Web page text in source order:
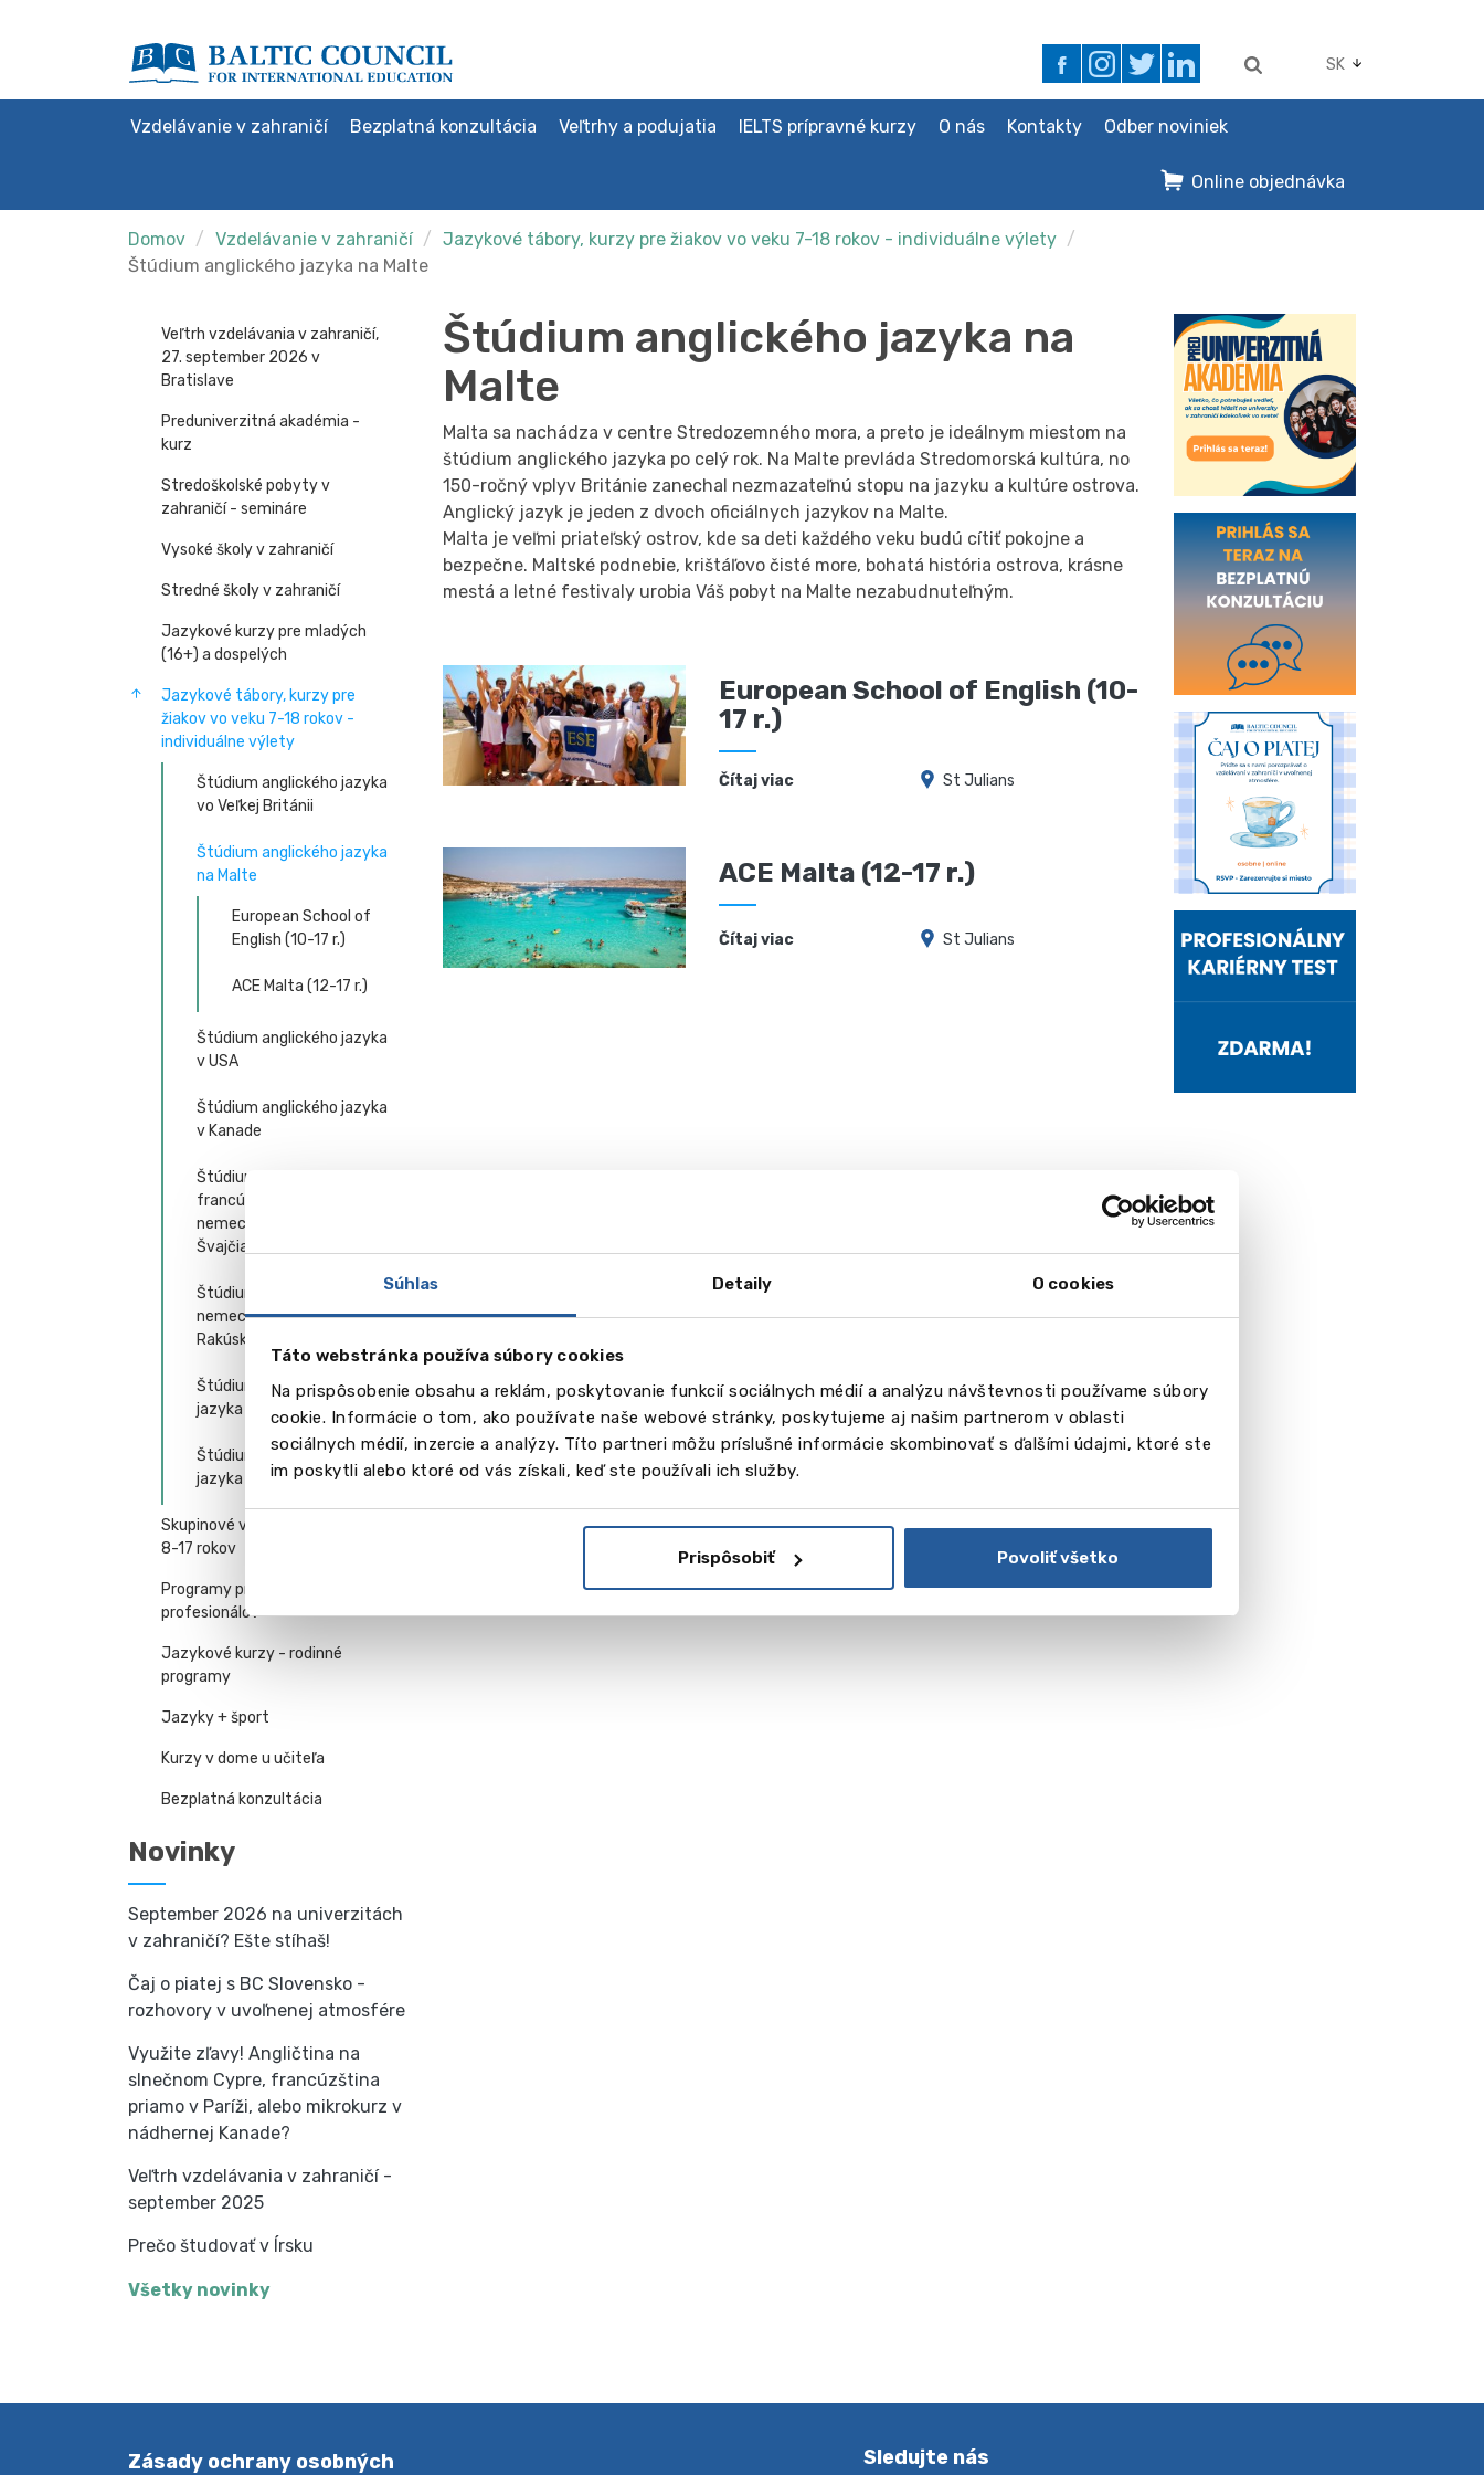
Súhlas Detaily O cookies
Táto webstránka používa súbory cookies
Na prispôsobenie obsahu a reklám, poskytovanie funkcií sociálnych médií a analýzu návštevnosti používame súbory
cookie. Informácie o tom, ako používate naše webové stránky, poskytujeme aj našim partnerom v oblasti
sociálnych médií, inzercie a analýzy. Títo partneri môžu príslušné informácie skombinovať s ďalšími údajmi, ktoré ste
im poskytli alebo ktoré od vás získali, keď ste používali ich služby.
Prispôsobiť Povoliť všetko
SK
Vzdelávanie v zahraničí Bezplatná konzultácia Veľtrhy a podujatia IELTS prípravné kurzy O nás Kontakty Odber noviniek
Online objednávka
Domov Vzdelávanie v zahraničí
Jazykové tábory, kurzy pre žiakov vo veku 7-18 rokov - individuálne výlety
Štúdium anglického jazyka na Malte
Veľtrh vzdelávania v zahraničí,
27. september 2026 v
Bratislave
Preduniverzitná akadémia -
kurz
Stredoškolské pobyty v
zahraničí - semináre
Vysoké školy v zahraničí
Stredné školy v zahraničí
Jazykové kurzy pre mladých
(16+) a dospelých
Jazykové tábory, kurzy pre
žiakov vo veku 7-18 rokov -
individuálne výlety
Štúdium anglického jazyka
vo Veľkej Británii
Štúdium anglického jazyka
na Malte
European School of
English (10-17 r.)
ACE Malta (12-17 r.)
Štúdium anglického jazyka
v USA
Štúdium anglického jazyka
v Kanade
Štúdium anglického,
francúzskeho a
nemeckého jazyka vo
Švajčiarsku
Štúdium anglického a
nemeckého jazyka v
Rakúsku
Štúdium nemeckého
jazyka v Nemecku
Štúdium francúzskeho
jazyka vo Francúzsku
Skupinové vzdelávacie pobyty -
8-17 rokov
Programy pre manažérov a
profesionálov
Jazykové kurzy - rodinné
programy
Jazyky + šport
Kurzy v dome u učiteľa
Bezplatná konzultácia
Novinky
September 2026 na univerzitách
v zahraničí? Ešte stíhaš!
Čaj o piatej s BC Slovensko -
rozhovory v uvoľnenej atmosfére
Využite zľavy! Angličtina na
slnečnom Cypre, francúzština
priamo v Paríži, alebo mikrokurz v
nádhernej Kanade?
Veľtrh vzdelávania v zahraničí -
september 2025
Prečo študovať v Írsku
Všetky novinky
Štúdium anglického jazyka na
Malte
Malta sa nachádza v centre Stredozemného mora, a preto je ideálnym miestom na
štúdium anglického jazyka po celý rok. Na Malte prevláda Stredomorská kultúra, no
150-ročný vplyv Británie zanechal nezmazateľnú stopu na jazyku a kultúre ostrova.
Anglický jazyk je jeden z dvoch oficiálnych jazykov na Malte.
Malta je veľmi priateľský ostrov, kde sa deti každého veku budú cítiť pokojne a
bezpečne. Maltské podnebie, krištáľovo čisté more, bohatá história ostrova, krásne
mestá a letné festivaly urobia Váš pobyt na Malte nezabudnuteľným.
European School of English (10-
17 r.)
Čítaj viac St Julians
ACE Malta (12-17 r.)
Čítaj viac St Julians
Zásady ochrany osobných Sledujte nás